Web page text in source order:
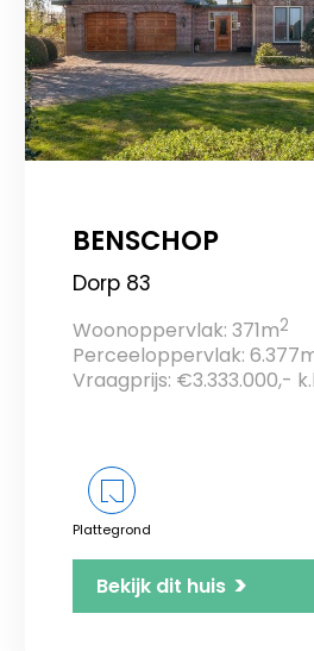
BENSCHOP
Dorp 83
Woonoppervlak: 371m2
Perceeloppervlak:
Vraagprijs: €3.333.000,-
Plattegrond
Bekijk dit huis >